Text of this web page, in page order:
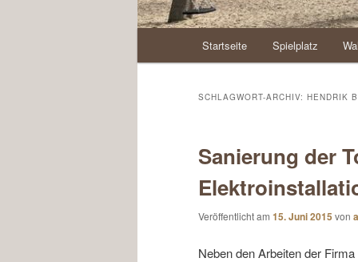
Startseite Spielplatz
SCHLAGWORT-ARCHIV: HENDRIK
Sanierung der
Veröffentlicht am 15. Juni 2015 von
Neben den Arbeiten der